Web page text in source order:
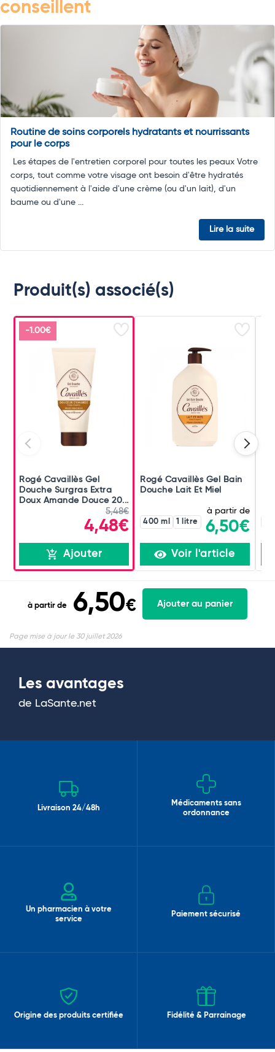
conseillent
Routine de soins corporels hydratants et nourrissants
pour le corps
Les étapes de l'entretien corporel pour toutes les peaux Votre
corps, tout comme votre visage ont besoin d'être hydratés
quotidiennement à l'aide d'une crème (ou d'un lait), d'un
baume ou d'une ...
Lire la suite
Produit(s) associé(s)
-1.00€
Rogé Cavaillès Gel
Douche Surgras Extra
Doux Amande Douce 20...
5,48€
4,48€
Ajouter
Rogé Cavaillès Gel Bain
Douche Lait Et Miel
400 ml 1 litre
à partir de
6,50€
Voir l'article
à partir de 6,50€ Ajouter au panier
Page mise à jour le 30 juillet 2026
Les avantages
de LaSante.net
Livraison 24/48h
Médicaments sans
ordonnance
Un pharmacien à votre
service
Paiement sécurisé
Origine des produits certifiée Fidélité & Parrainage